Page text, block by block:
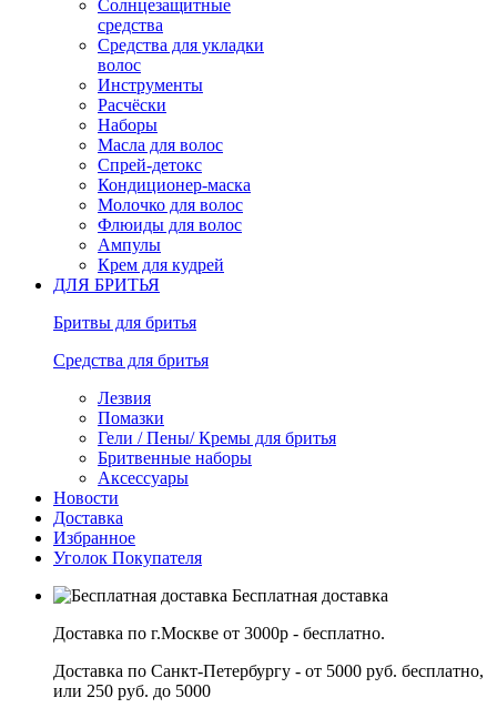
Солнцезащитные
средства
Средства для укладки
волос
Инструменты
Расчёски
Наборы
Масла для волос
Спрей-детокс
Кондиционер-маска
Молочко для волос
Флюиды для волос
Ампулы
Крем для кудрей
ДЛЯ БРИТЬЯ
Бритвы для бритья
Средства для бритья
Лезвия
Помазки
Гели / Пены/ Кремы для бритья
Бритвенные наборы
Аксессуары
Новости
Доставка
Избранное
Уголок Покупателя
Бесплатная доставка
Доставка по г.Москве от 3000р - бесплатно.
Доставка по Санкт-Петербургу - от 5000 руб. бесплатно,
или 250 руб. до 5000